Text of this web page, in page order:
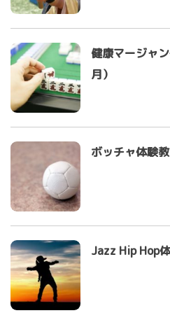
健康マージャ
月）
ボッチャ体験
Jazz Hip Hop